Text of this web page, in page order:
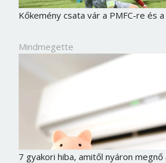
Kőkemény csata vár a PMFC-re és a
Mindmegette
7 gyakori hiba, amitől nyáron